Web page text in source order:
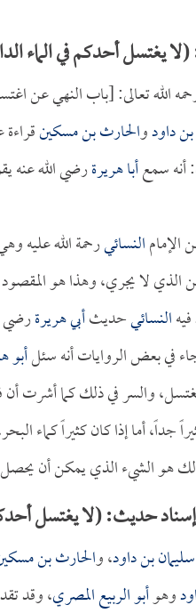
يغتسل أحدكم في الماء
الله تعالى: [باب النهي عن
داودوالحارث بن مسكين
أنه سمعأبا هريرةرضي الله عنه
الإمامالنسائيرحمة الله عليه
الذي لا يجري، وهذا هو المقصود
النسائيحديثأبي هريرةرضي
في بعض الروايات أنه سئلأبو
والسر في ذلك كما أشرت أن
جداً، أما إذا كان كثيراً كماء
هو الشيء الذي يمكن أن يحصل
حديث: (لا يغتسل
سليمان بن داود، والحارث بن
وهوأبو الربيع المصري، وقد